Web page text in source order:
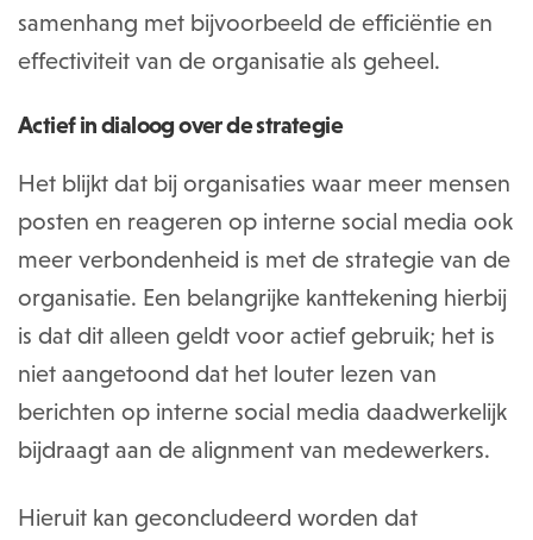
samenhang met bijvoorbeeld de efficiëntie en
effectiviteit van de organisatie als geheel.
Actief in dialoog over de strategie
Het blijkt dat bij organisaties waar meer mensen
posten en reageren op interne social media ook
meer verbondenheid is met de strategie van de
organisatie. Een belangrijke kanttekening hierbij
is dat dit alleen geldt voor actief gebruik; het is
niet aangetoond dat het louter lezen van
berichten op interne social media daadwerkelijk
bijdraagt aan de alignment van medewerkers.
Hieruit kan geconcludeerd worden dat